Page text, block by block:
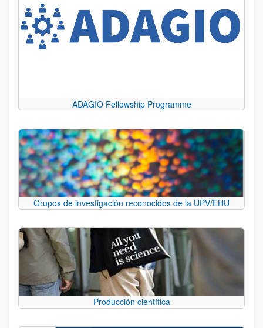
ADAGIO Fellowship Programme
Grupos de investigación reconocidos de la UPV/EHU
Producción científica